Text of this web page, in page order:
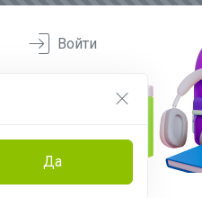
Да
Войти